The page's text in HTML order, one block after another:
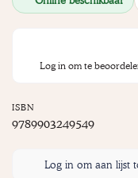
Log in om te
ISBN
9789903249549
Log in om aan lijst